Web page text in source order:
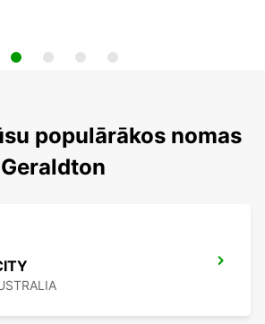
populārākos nomas